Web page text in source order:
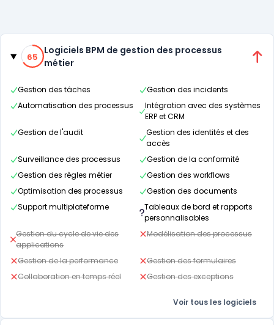
Catégories
65% de compatibilité
65
Logiciels BPM de gestion des processus
métier
Gestion des tâches
Gestion des incidents
Automatisation des processus
Intégration avec des systèmes
ERP et CRM
Gestion de l'audit
Gestion des identités et des
accès
Surveillance des processus
Gestion de la conformité
Gestion des règles métier
Gestion des workflows
Optimisation des processus
Gestion des documents
Support multiplateforme
Tableaux de bord et rapports
personnalisables
Gestion du cycle de vie des
applications
Modélisation des processus
Gestion de la performance
Gestion des formulaires
Collaboration en temps réel
Gestion des exceptions
Voir tous les logiciels